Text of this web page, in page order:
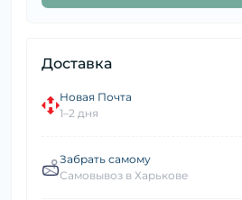
Доставка
Новая Почта
1–2 дня
Забрать самому
Самовывоз в Харькове